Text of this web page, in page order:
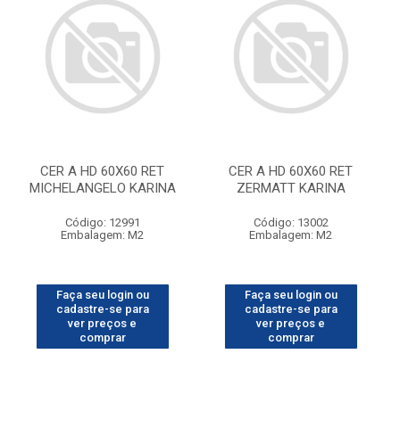
CER A HD 60X60 RET
MICHELANGELO KARINA
Código: 12991
Embalagem: M2
Faça seu login ou
cadastre-se para
ver preços e
comprar
CER A HD 60X60 RET
ZERMATT KARINA
Código: 13002
Embalagem: M2
Faça seu login ou
cadastre-se para
ver preços e
comprar